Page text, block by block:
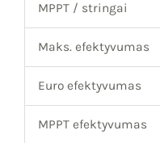
MPPT / stringai
Maks. efektyvumas
Euro efektyvumas
MPPT efektyvumas